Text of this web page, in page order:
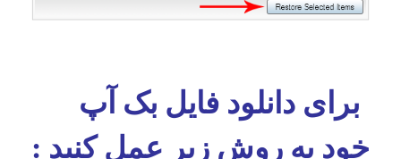
برای دانلود فایل بک آپ
خود به روش زیر عمل کنید :